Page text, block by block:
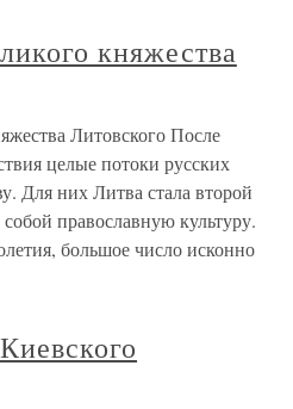
княжества
Литовского После
целые потоки русских
Для них Литва стала второй
православную культуру.
большое число исконно